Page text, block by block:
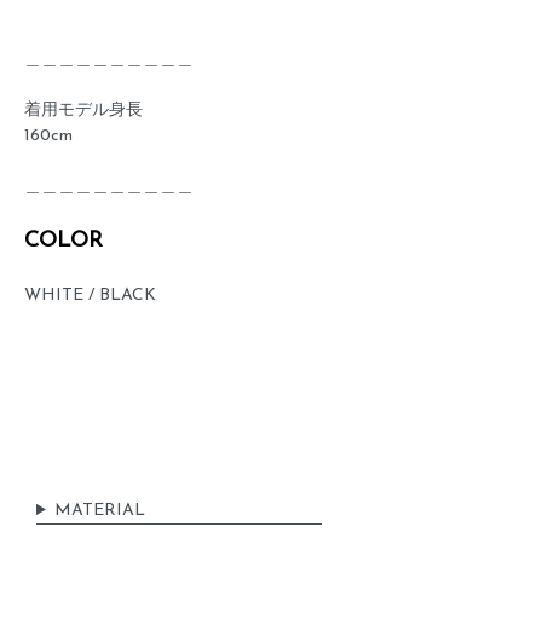
着用モデル身長
160cm
COLOR
WHITE / BLACK
MATERIAL